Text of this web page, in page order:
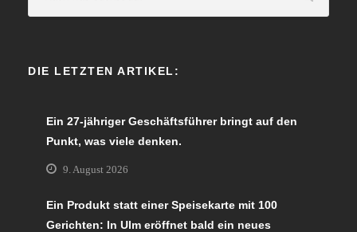
DIE LETZTEN ARTIKEL:
Ein 27-jähriger Geschäftsführer bringt auf den
Punkt, was viele denken.
9. August 2026
Ein Produkt statt einer Speisekarte mit 100
Gerichten: In Ulm eröffnet bald ein neues